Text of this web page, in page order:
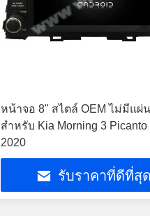
หน้าจอ 8" สไตล์ OEM ไม่มีแผ่
สำหรับ Kia Morning 3 Picanto
2020
รับราคาที่ดีที่สุด